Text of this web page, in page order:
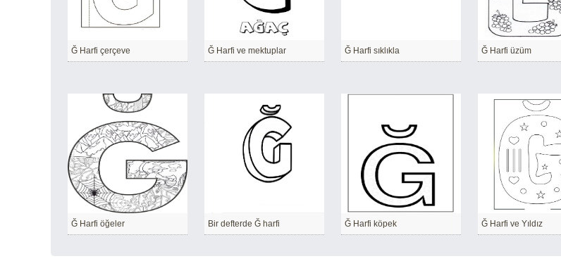
Ğ Harfi çerçeve Ğ Harfi ve mektuplar Ğ Harfi sıklıkla Ğ Harfi üzüm
Ğ Harfi öğeler Bir defterde Ğ harfi Ğ Harfi köpek Ğ Harfi ve Yıldız